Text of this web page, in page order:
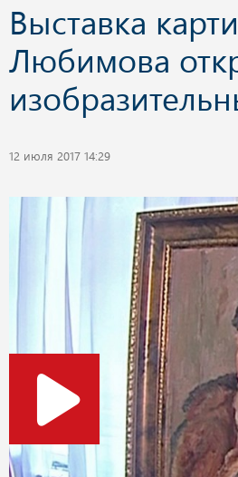
Выставка
Любимова
12 июля 2017 14:29